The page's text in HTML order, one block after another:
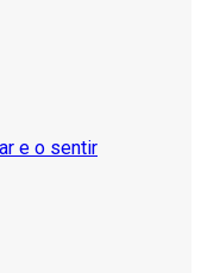
e o sentir